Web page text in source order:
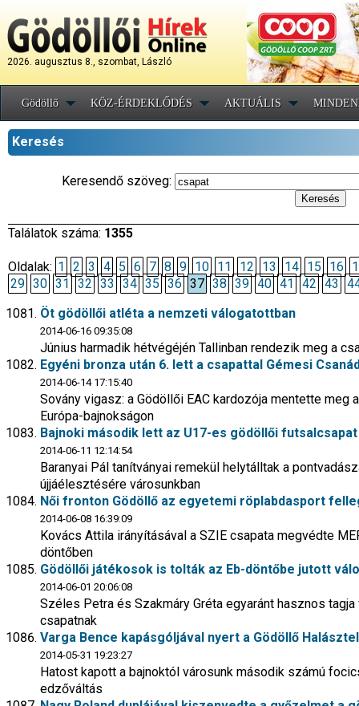
2026. augusztus 8., szombat, László
Gödöllő KÖZ-ÉRDEKLŐDÉS AKTUÁLIS
Keresés
Keresendő szöveg:
Találatok száma: 1355
Oldalak: 1 2 3 4 5 6 7 8 9 10 11 12 13 14 15 16
29 30 31 32 33 34 35 36 37 38 39 40 41 42 43
Öt gödöllői atléta a nemzeti válogatottban
2014-06-16 09:35:08
Június harmadik hétvégéjén Tallinban rendezik meg a
Egyéni bronza után 6. lett a csapattal Gémesi
2014-06-14 17:15:40
Sovány vigasz: a Gödöllői EAC kardozója mentette
Európa-bajnokságon
Bajnoki második lett az U17-es gödöllői futsalcsapat
2014-06-11 12:14:54
Baranyai Pál tanítványai remekül helytálltak a
újjáélesztésére városunkban
Női fronton Gödöllő az egyetemi röplabdasport
2014-06-08 16:39:09
Kovács Attila irányításával a SZIE csapata megvédte
döntőben
Gödöllői játékosok is tolták az Eb-döntőbe jutott
2014-06-01 20:06:08
Széles Petra és Szakmáry Gréta egyaránt hasznos
csapatnak
Varga Bence kapásgóljával nyert a Gödöllő
2014-05-31 19:23:27
Hatost kapott a bajnoktól városunk második számú
edzőváltás